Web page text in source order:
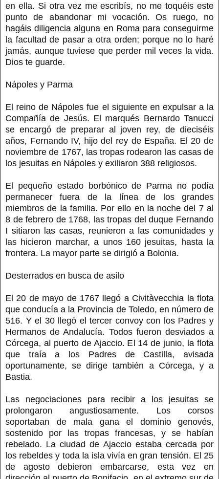
en ella. Si otra vez me escribís, no me toquéis este
punto de abandonar mi vocación. Os ruego, no
hagáis diligencia alguna en Roma para conseguirme
la facultad de pasar a otra orden; porque no lo haré
jamás, aunque tuviese que perder mil veces la vida.
Dios te guarde.
Nápoles y Parma
El reino de Nápoles fue el siguiente en expulsar a la
Compañía de Jesús. El marqués Bernardo Tanucci
se encargó de preparar al joven rey, de dieciséis
años, Fernando IV, hijo del rey de España. El 20 de
noviembre de 1767, las tropas rodearon las casas de
los jesuitas en Nápoles y exiliaron 388 religiosos.
El pequeño estado borbónico de Parma no podía
permanecer fuera de la línea de los grandes
miembros de la familia. Por ello en la noche del 7 al
8 de febrero de 1768, las tropas del duque Fernando
I sitiaron las casas, reunieron a las comunidades y
las hicieron marchar, a unos 160 jesuitas, hasta la
frontera. La mayor parte se dirigió a Bolonia.
Desterrados en busca de asilo
El 20 de mayo de 1767 llegó a Civitàvecchia la flota
que conducía a la Provincia de Toledo, en número de
516. Y el 30 llegó el tercer convoy con los Padres y
Hermanos de Andalucía. Todos fueron desviados a
Córcega, al puerto de Ajaccio. El 14 de junio, la flota
que traía a los Padres de Castilla, avisada
oportunamente, se dirige también a Córcega, y a
Bastia.
Las negociaciones para recibir a los jesuitas se
prolongaron angustiosamente. Los corsos
soportaban de mala gana el dominio genovés,
sostenido por las tropas francesas, y se habían
rebelado. La ciudad de Ajaccio estaba cercada por
los rebeldes y toda la isla vivía en gran tensión. El 25
de agosto debieron embarcarse, esta vez en